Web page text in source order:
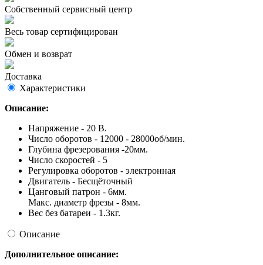
Собственный сервисный центр
Весь товар сертифицирован
Обмен и возврат
Доставка
Характеристики
Описание:
Напряжение - 20 В.
Число оборотов - 12000 - 28000об/мин.
Глубина фрезерования -20мм.
Число скоростей - 5
Регулировка оборотов - электронная
Двигатель - Бесщёточный
Цанговый патрон - 6мм.
Макс. диаметр фрезы - 8мм.
Вес без батареи - 1.3кг.
Описание
Дополнительное описание: